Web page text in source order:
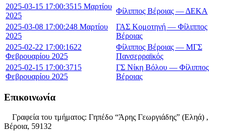
2025-03-15 17:00:3515 Μαρτίου
2025
Φίλιππος Βέροιας — ΔΕΚΑ
2025-03-08 17:00:248 Μαρτίου
2025
ΓΑΣ Κομοτηνή — Φίλιππος
Βέροιας
2025-02-22 17:00:1622
Φεβρουαρίου 2025
Φίλιππος Βέροιας — ΜΓΣ
Πανσερραϊκός
2025-02-15 17:00:3715
Φεβρουαρίου 2025
ΓΣ Νίκη Βόλου — Φίλιππος
Βέροιας
Επικοινωνία
Γραφεία του τμήματος: Γηπέδο “Άρης Γεωργιάδης” (Εληά) ,
Βέροια, 59132